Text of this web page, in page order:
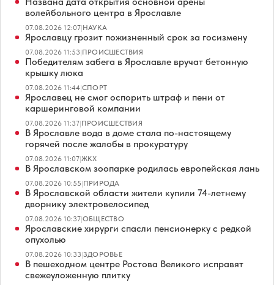
волейбольного центра в Ярославле
07.08.2026 12:07|НАУКА
Ярославцу грозит пожизненный срок за госизмену
07.08.2026 11:53|ПРОИСШЕСТВИЯ
Победителям забега в Ярославле вручат бетонную
крышку люка
07.08.2026 11:44|СПОРТ
Ярославец не смог оспорить штраф и пени от
каршеринговой компании
07.08.2026 11:37|ПРОИСШЕСТВИЯ
В Ярославле вода в доме стала по-настоящему
горячей после жалобы в прокуратуру
07.08.2026 11:07|ЖКХ
В Ярославском зоопарке родилась европейская лань
07.08.2026 10:55|ПРИРОДА
В Ярославской области жители купили 74-летнему
дворнику электровелосипед
07.08.2026 10:37|ОБЩЕСТВО
Ярославские хирурги спасли пенсионерку с редкой
опухолью
07.08.2026 10:33|ЗДОРОВЬЕ
В пешеходном центре Ростова Великого исправят
свежеуложенную плитку